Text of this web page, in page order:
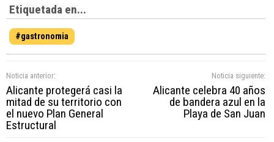
Etiquetada en...
#gastronomia
Noticia anterior:
Alicante protegerá casi la
mitad de su territorio con
el nuevo Plan General
Estructural
Noticia siguiente:
Alicante celebra 40 años
de bandera azul en la
Playa de San Juan